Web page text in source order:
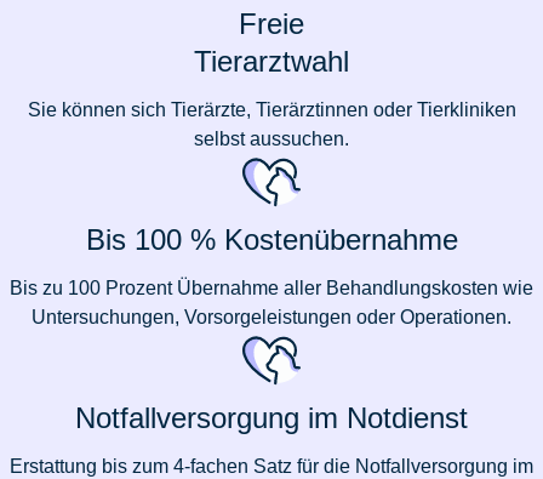
Freie
Tierarztwahl
Sie können sich Tierärzte, Tierärztinnen oder Tierkliniken
selbst aussuchen.
Bis 100 % Kostenübernahme
Bis zu 100 Prozent Übernahme aller Behandlungskosten wie
Untersuchungen, Vorsorgeleistungen oder Operationen.
Notfallversorgung im Notdienst
Erstattung bis zum 4-fachen Satz für die Notfallversorgung im